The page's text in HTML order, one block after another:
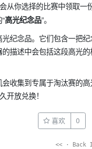
从你选择的比赛中领取一
高光纪念品”。
纪念品。它们包含一把
描述中会包括这段高光
收集到专属于淘汰赛的
放兑换！
喜欢 0
<< · Back